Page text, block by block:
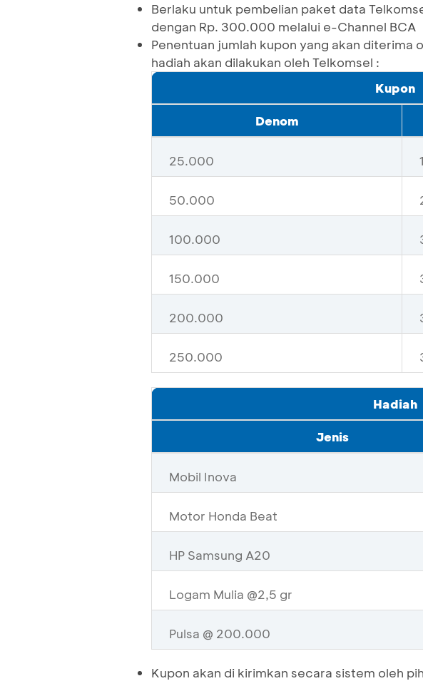
Berlaku untuk pembelian paket data
dengan Rp. 300.000 melalui e-Channel BCA
Penentuan jumlah kupon yang akan diterima
hadiah akan dilakukan oleh Telkomsel :
Kupon
Denom
25.000
50.000
100.000
150.000
200.000
250.000
Hadiah
Jenis
Mobil Inova
Motor Honda Beat
HP Samsung A20
Logam Mulia @2,5 gr
Pulsa @ 200.000
Kupon akan di kirimkan secara sistem oleh